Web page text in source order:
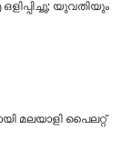
യുവതിയും
മലയാളി പൈലറ്റ്